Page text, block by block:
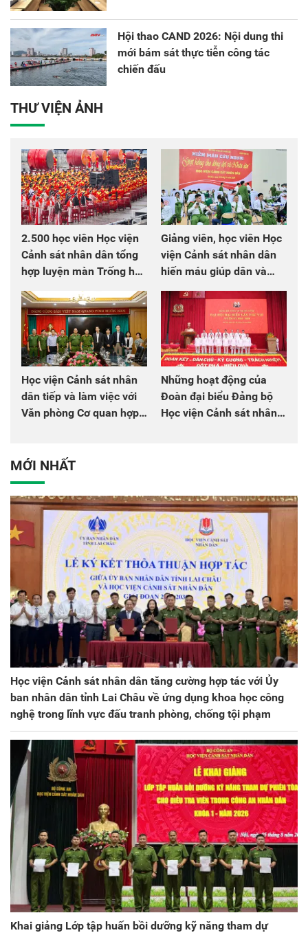
Hội thao CAND 2026: Nội dung thi
mới bám sát thực tiễn công tác
chiến đấu
THƯ VIỆN ẢNH
2.500 học viên Học viện
Cảnh sát nhân dân tổng
hợp luyện màn Trống hội
Giảng viên, học viên Học
viện Cảnh sát nhân dân
hiến máu giúp dân và
Học viện Cảnh sát nhân
dân tiếp và làm việc với
Văn phòng Cơ quan hợp
Những hoạt động của
Đoàn đại biểu Đảng bộ
Học viện Cảnh sát nhân
MỚI NHẤT
Học viện Cảnh sát nhân dân tăng cường hợp tác với Ủy
ban nhân dân tỉnh Lai Châu về ứng dụng khoa học công
nghệ trong lĩnh vực đấu tranh phòng, chống tội phạm
Khai giảng Lớp tập huấn bồi dưỡng kỹ năng tham dự